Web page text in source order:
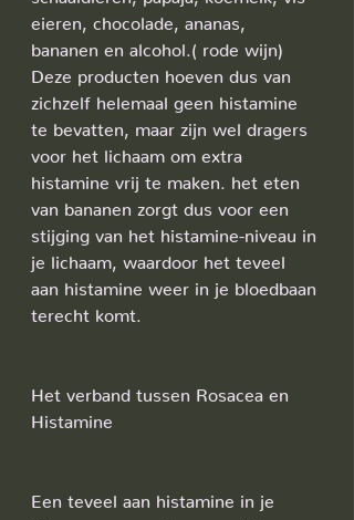
eieren, chocolade, ananas,
bananen en alcohol.( rode wijn)
Deze producten hoeven dus van
zichzelf helemaal geen histamine
te bevatten, maar zijn wel dragers
voor het lichaam om extra
histamine vrij te maken. het eten
van bananen zorgt dus voor een
stijging van het histamine-niveau in
je lichaam, waardoor het teveel
aan histamine weer in je bloedbaan
terecht komt.
Het verband tussen Rosacea en
Histamine
Een teveel aan histamine in je